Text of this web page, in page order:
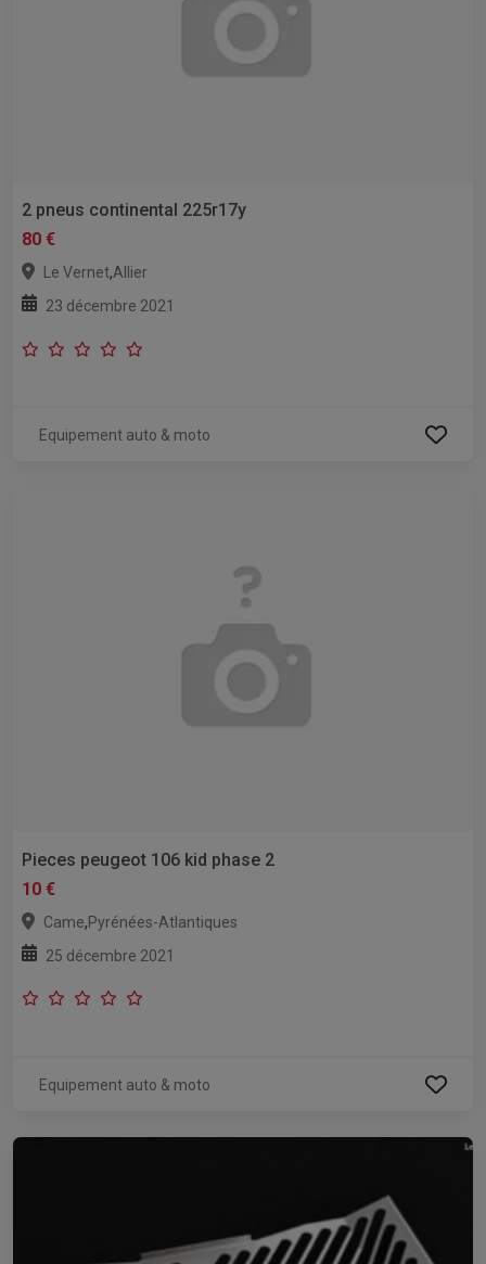
2 pneus continental 225r17y
80 €
Le Vernet,Allier
23 décembre 2021
Equipement auto & moto
Pieces peugeot 106 kid phase 2
10 €
Came,Pyrénées-Atlantiques
25 décembre 2021
Equipement auto & moto